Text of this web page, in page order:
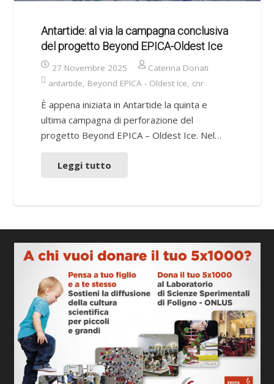
Antartide: al via la campagna conclusiva
del progetto Beyond EPICA-Oldest Ice
27 Novembre 2025
Caterina Donati
antartide, Beyond EPICA - Oldest Ice, cnr
È appena iniziata in Antartide la quinta e
ultima campagna di perforazione del
progetto Beyond EPICA – Oldest Ice. Nel…
Leggi tutto